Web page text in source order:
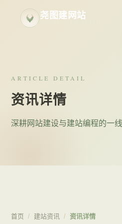
尧图建网站
ARTICLE DETAIL
资讯详情
深耕网站建设与建站编程的一线
首页 / 建站资讯 / 资讯详情